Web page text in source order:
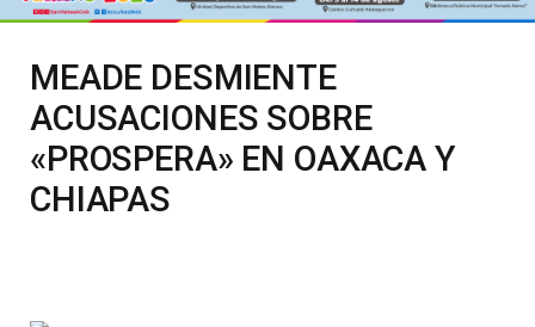
MEADE DESMIENTE
ACUSACIONES SOBRE
«PROSPERA» EN OAXACA Y
CHIAPAS